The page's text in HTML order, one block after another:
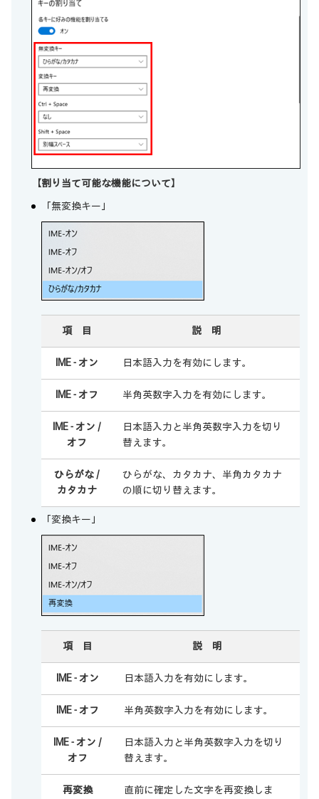
【割り当て可能な機能について】
「無変換キー」
項 目 説 明
IME - オン 日本語入力を有効にします。
IME - オフ 半角英数字入力を有効にします。
IME - オン /
オフ
日本語入力と半角英数字入力を切り
替えます。
ひらがな /
カタカナ
ひらがな、カタカナ、半角カタカナ
の順に切り替えます。
「変換キー」
項 目 説 明
IME - オン 日本語入力を有効にします。
IME - オフ 半角英数字入力を有効にします。
IME - オン /
オフ
日本語入力と半角英数字入力を切り
替えます。
再変換
直前に確定した文字を再変換しま